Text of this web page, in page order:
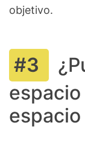
objetivo.
espacio